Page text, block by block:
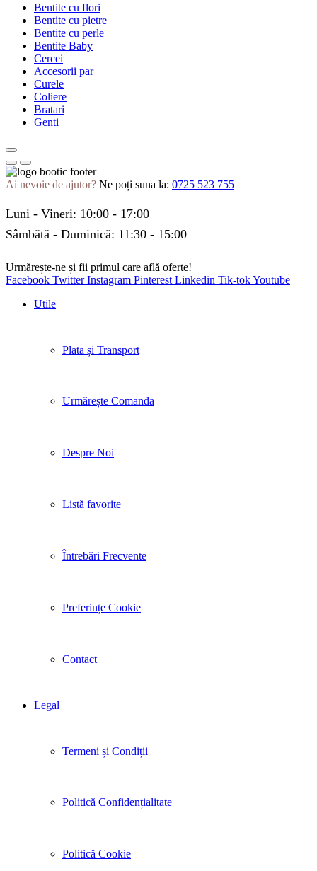
Bentite cu flori
Bentite cu pietre
Bentite cu perle
Bentite Baby
Cercei
Accesorii par
Curele
Coliere
Bratari
Genti
Ai nevoie de ajutor? Ne poți suna la: 0725 523 755
Luni - Vineri: 10:00 - 17:00
Sâmbătă - Duminică: 11:30 - 15:00
Urmărește-ne și fii primul care află oferte!
Facebook Twitter Instagram Pinterest Linkedin Tik-tokYoutube
Utile
Plata și Transport
Urmărește Comanda
Despre Noi
Listă favorite
Întrebări Frecvente
Preferințe Cookie
Contact
Legal
Termeni și Condiții
Politică Confidențialitate
Politică Cookie